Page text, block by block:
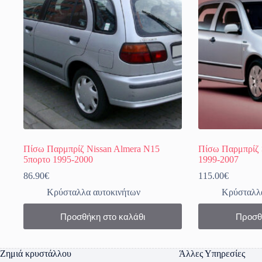
Πίσω Παρμπρίζ Nissan Almera N15
5πορτο 1995-2000
86.90€
Κρύσταλλα αυτοκινήτων
Προσθήκη στο καλάθι
Πίσω Παρμπρίζ
1999-2007
115.00€
Ζημιά κρυστάλλου Άλλες Υπηρεσίες